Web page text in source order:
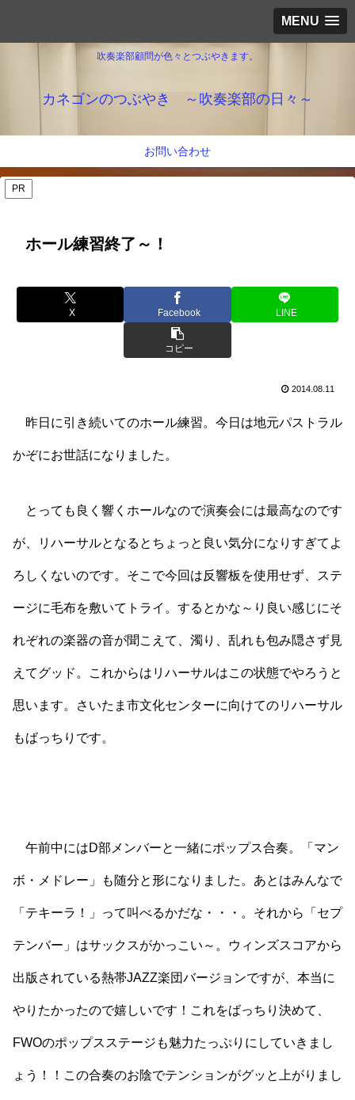
MENU
吹奏楽部顧問が色々とつぶやきます。
カネゴンのつぶやき ～吹奏楽部の日々～
お問い合わせ
PR
ホール練習終了～！
X Facebook LINE
コピー
2014.08.11
昨日に引き続いてのホール練習。今日は地元パストラル
かぞにお世話になりました。
とっても良く響くホールなので演奏会には最高なのです
が、リハーサルとなるとちょっと良い気分になりすぎてよ
ろしくないのです。そこで今回は反響板を使用せず、ステ
ージに毛布を敷いてトライ。するとかな～り良い感じにそ
れぞれの楽器の音が聞こえて、濁り、乱れも包み隠さず見
えてグッド。これからはリハーサルはこの状態でやろうと
思います。さいたま市文化センターに向けてのリハーサル
もばっちりです。
午前中にはD部メンバーと一緒にポップス合奏。「マン
ボ・メドレー」も随分と形になりました。あとはみんなで
「テキーラ！」って叫べるかだな・・・。それから「セプ
テンバー」はサックスがかっこい～。ウィンズスコアから
出版されている熱帯JAZZ楽団バージョンですが、本当に
やりたかったので嬉しいです！これをばっちり決めて、
FWOのポップスステージも魅力たっぷりにしていきまし
ょう！！この合奏のお陰でテンションがグッと上がりまし